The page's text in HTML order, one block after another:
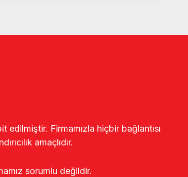
edilmiştir. Firmamızla hiçbir bağlantısı
amaçlıdır.
sorumlu değildir.